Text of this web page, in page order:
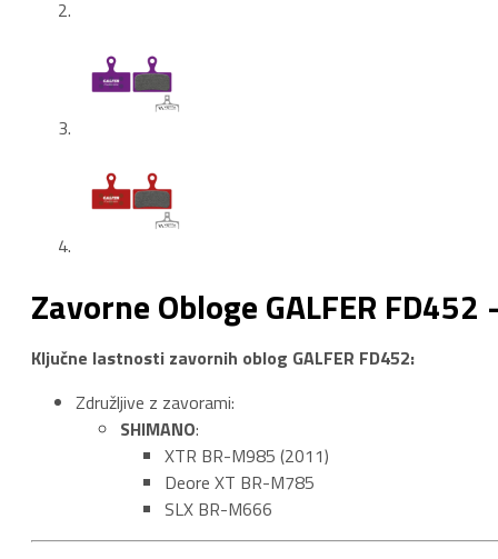
Zavorne Obloge GALFER
Ključne lastnosti zavornih oblog GALFER FD452:
Združljive z zavorami:
SHIMANO:
XTR BR-M985 (2011)
Deore XT BR-M785
SLX BR-M666